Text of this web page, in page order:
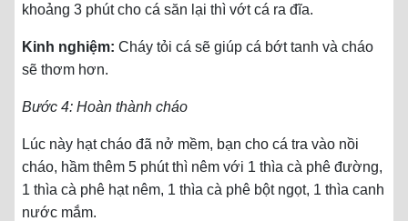
khoảng 3 phút cho cá săn lại thì vớt cá ra đĩa.
Kinh nghiệm: Cháy tỏi cá sẽ giúp cá bớt tanh và cháo
sẽ thơm hơn.
Bước 4: Hoàn thành cháo
Lúc này hạt cháo đã nở mềm, bạn cho cá tra vào nồi
cháo, hầm thêm 5 phút thì nêm với 1 thìa cà phê đường,
1 thìa cà phê hạt nêm, 1 thìa cà phê bột ngọt, 1 thìa canh
nước mắm.